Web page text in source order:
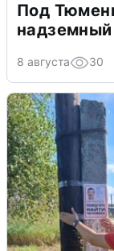
Под
8 августа 30